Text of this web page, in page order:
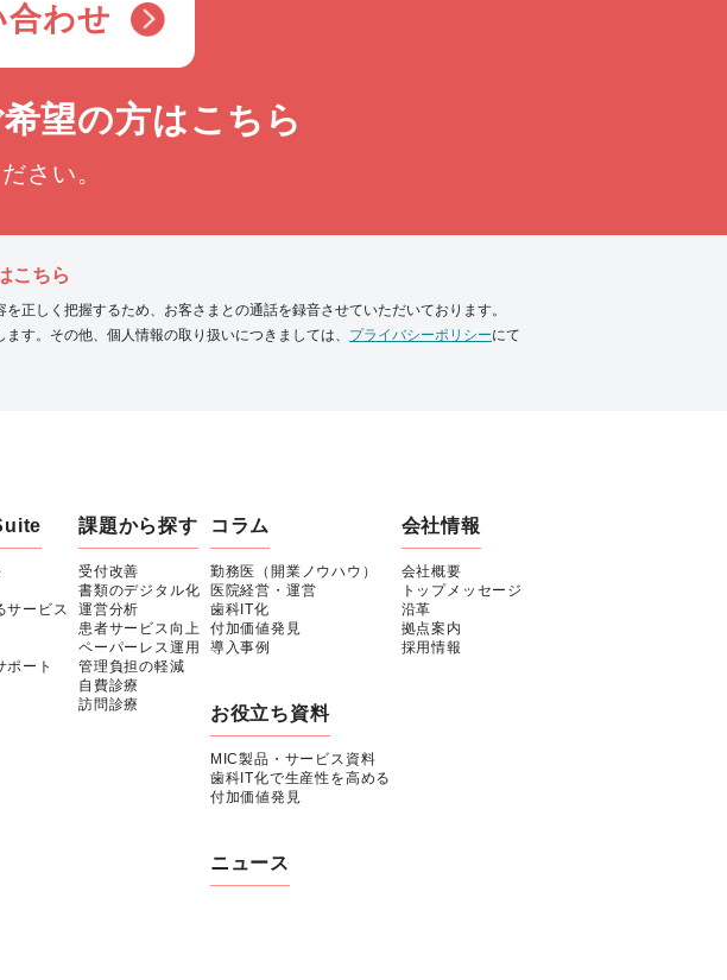
合わせ
望の方はこちら
さい。
こちら
正しく把握するため、お客さまとの通話を録音させていただいております。
す。その他、個人情報の取り扱いにつきましては、 プライバシーポリシーにて
サービス
ポート
課題から探す
受付改善
書類のデジタル化
運営分析
患者サービス向上
ペーパーレス運用
管理負担の軽減
自費診療
訪問診療
コラム
勤務医（開業ノウハウ）
医院経営・運営
歯科IT化
付加価値発見
導入事例
お役立ち資料
MIC製品・サービス資料
歯科IT化で生産性を高める
付加価値発見
ニュース
会社情報
会社概要
トップメッセージ
沿革
拠点案内
採用情報